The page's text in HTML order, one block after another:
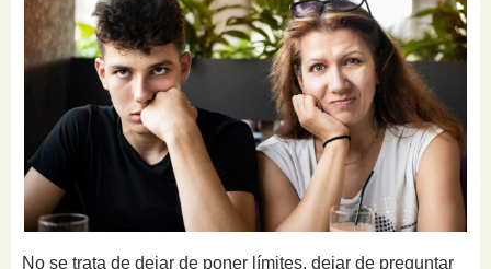
No se trata de dejar de poner límites, dejar de preguntar